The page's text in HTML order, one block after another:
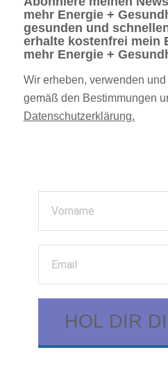
mehr Energie +
gesunden und
erhalte kostenfrei mein
mehr Energie +
Wir erheben, verwenden
gemäß den Bestimmungen
Datenschutzerklärung.
HOL DIR